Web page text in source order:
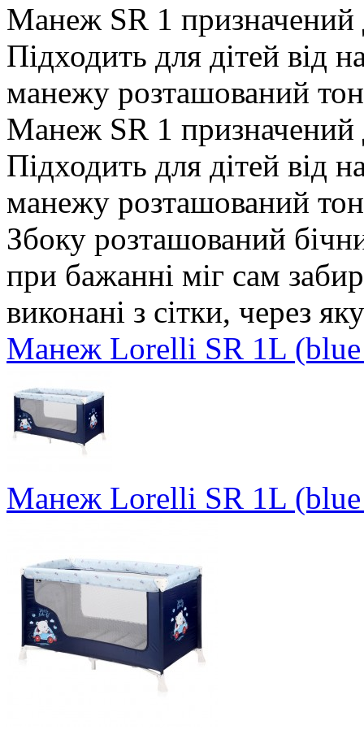
Манеж SR 1 призначений
Підходить для дітей від
манежу розташований
Манеж SR 1 призначений
Підходить для дітей від
манежу розташований
Збоку розташований
при бажанні міг сам
виконані з сітки, через
Манеж Lorelli SR 1L (blue
Манеж Lorelli SR 1L (blue